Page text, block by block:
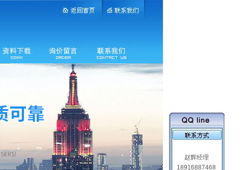
赵辉经理
18916887468